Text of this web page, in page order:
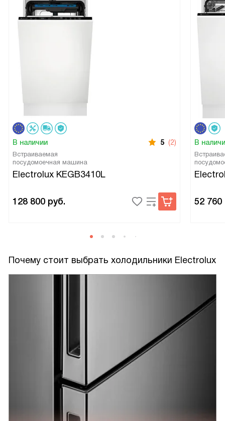
В наличии 5 (2)
Встраиваемая
посудомоечная машина
Electrolux KEGB3410L
128 800 руб.
В
52 760
Почему стоит выбрать холодильники Electrolux